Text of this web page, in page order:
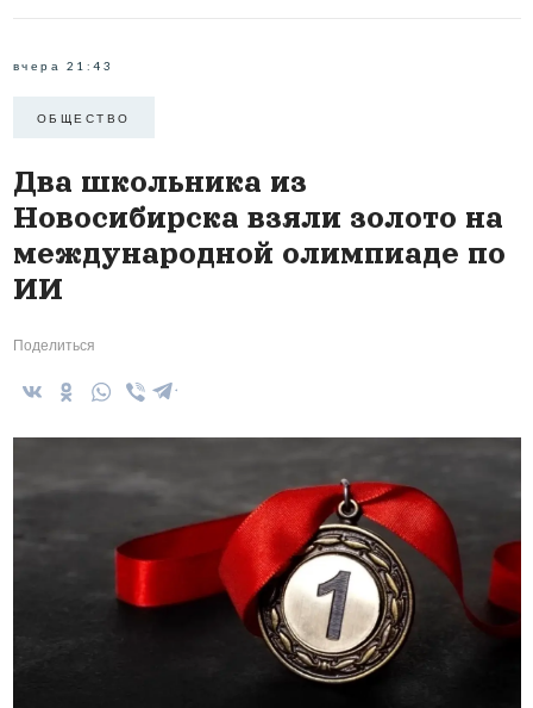
вчера 21:43
ОБЩЕСТВО
Два школьника из
Новосибирска взяли золото на
международной олимпиаде по
ИИ
Поделиться